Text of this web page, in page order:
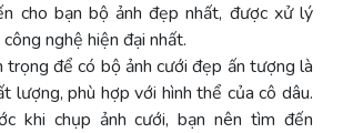
cho bạn bộ ảnh đẹp nhất, được xử lý
nghệ hiện đại nhất.
trọng để có bộ ảnh cưới đẹp ấn tượng là
lượng, phù hợp với hình thể của cô dâu.
khi chụp ảnh cưới, bạn nên tìm đến